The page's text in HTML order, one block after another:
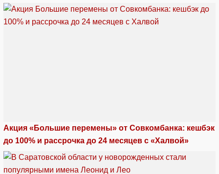
Акция «Большие перемены» от Совкомбанка: кешбэк
до 100% и рассрочка до 24 месяцев с «Халвой»